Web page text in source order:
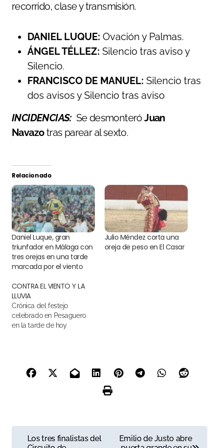
recorrido, clase y transmisión.
DANIEL LUQUE: Ovación y Palmas.
ÁNGEL TÉLLEZ: Silencio tras aviso y
Silencio.
FRANCISCO DE MANUEL: Silencio tras
dos avisos y Silencio tras aviso
INCIDENCIAS: Se desmonteróJuan
Navazotras parear al sexto.
Relacionado
Daniel Luque, gran
triunfador en Málaga con
tres orejas en una tarde
marcada por el viento
Julio Méndez corta una
oreja de peso en El Casar
CONTRA EL VIENTO Y LA
LLUVIA
Crónica del festejo
celebrado en Pesaguero
en la tarde de hoy
Los tres finalistas del
Emilio de Justo abre